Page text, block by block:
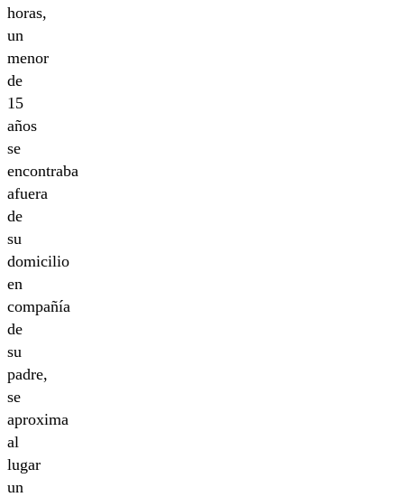
horas,
un
menor
de
15
años
se
encontraba
afuera
de
su
domicilio
en
compañía
de
su
padre,
se
aproxima
al
lugar
un